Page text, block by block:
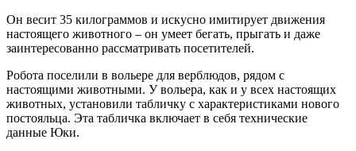
Он весит 35 килограммов и искусно имитирует движения
настоящего животного – он умеет бегать, прыгать и даже
заинтересованно рассматривать посетителей.
Робота поселили в вольере для верблюдов, рядом с
настоящими животными. У вольера, как и у всех настоящих
животных, установили табличку с характеристиками нового
постояльца. Эта табличка включает в себя технические
данные Юки.